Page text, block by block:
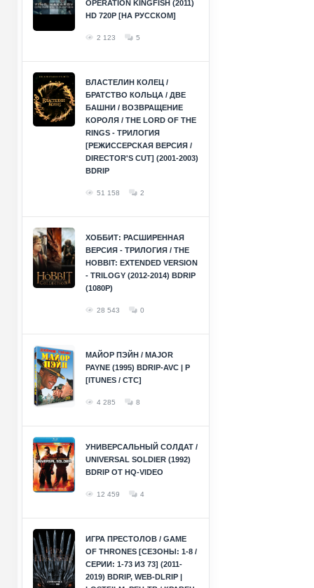
OPERATION KINGFISH (2011)
HD 720P [НА РУССКОМ]
2 123 5
ВЛАСТЕЛИН КОЛЕЦ /
БРАТСТВО КОЛЬЦА / ДВЕ
БАШНИ / ВОЗВРАЩЕНИЕ
КОРОЛЯ / THE LORD OF THE
RINGS - ТРИЛОГИЯ
[РЕЖИССЕРСКАЯ ВЕРСИЯ /
DIRECTOR'S CUT] (2001-2003)
BDRIP
51 158 2
ХОББИТ: РАСШИРЕННАЯ
ВЕРСИЯ - ТРИЛОГИЯ / THE
HOBBIT: EXTENDED VERSION
- TRILOGY (2012-2014) BDRIP
(1080P)
28 543 0
МАЙОР ПЭЙН / MAJOR
PAYNE (1995) BDRIP-AVC | P
[ITUNES / СТС]
4 285 8
УНИВЕРСАЛЬНЫЙ СОЛДАТ /
UNIVERSAL SOLDIER (1992)
BDRIP ОТ HQ-VIDEO
12 459 4
ИГРА ПРЕСТОЛОВ / GAME
OF THRONES [СЕЗОНЫ: 1-8 /
СЕРИИ: 1-73 ИЗ 73] (2011-
2019) BDRIP, WEB-DLRIP |